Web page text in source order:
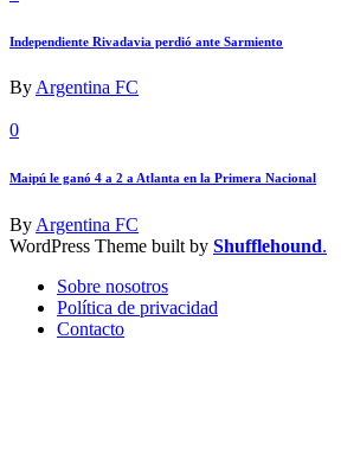
Independiente Rivadavia perdió ante Sarmiento
ByArgentina FC
0
Maipú le ganó 4 a 2 a Atlanta en la Primera Nacional
ByArgentina FC
WordPress Theme built by Shufflehound.
Sobre nosotros
Política de privacidad
Contacto